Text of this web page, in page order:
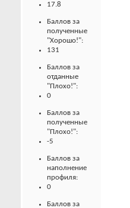
17.8
Баллов за
полученные
"Хорошо!":
131
Баллов за
отданные
"Плохо!":
0
Баллов за
полученные
"Плохо!":
-5
Баллов за
наполнение
профиля:
0
Баллов за